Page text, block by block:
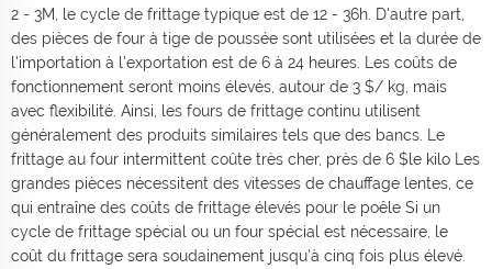
2 - 3M, le cycle de frittage typique est de 12 - 36h. D'autre part,
des pièces de four à tige de poussée sont utilisées et la durée de
l'importation à l'exportation est de 6 à 24 heures. Les coûts de
fonctionnement seront moins élevés, autour de 3 $/ kg, mais
avec flexibilité. Ainsi, les fours de frittage continu utilisent
généralement des produits similaires tels que des bancs. Le
frittage au four intermittent coûte très cher, près de 6 $le kilo Les
grandes pièces nécessitent des vitesses de chauffage lentes, ce
qui entraîne des coûts de frittage élevés pour le poêle Si un
cycle de frittage spécial ou un four spécial est nécessaire, le
coût du frittage sera soudainement jusqu'à cinq fois plus élevé.